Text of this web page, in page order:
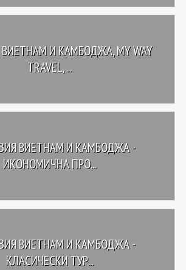
И КАМБОДЖА, MY WAY
TRAVEL, ...
ВИЕТНАМ И КАМБОДЖА -
ИКОНОМИЧНА ПРО...
ВИЕТНАМ И КАМБОДЖА -
КЛАСИЧЕСКИ ТУР...